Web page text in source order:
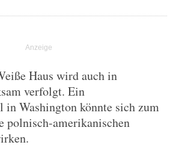
Haus wird auch in
verfolgt. Ein
in Washington könnte sich zum
polnisch-amerikanischen